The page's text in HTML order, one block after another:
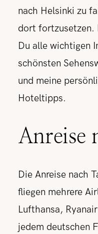
nach Helsinki zu
dort fortzusetzen.
Du alle wichtigen
schönsten
und meine
Hoteltipps.
Anreise
Die Anreise nach
fliegen mehrere
Lufthansa,
jedem deutschen